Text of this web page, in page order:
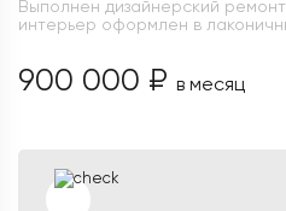
Выполнен дизайнерский
интерьер оформлен в
900 000 ₽ в месяц